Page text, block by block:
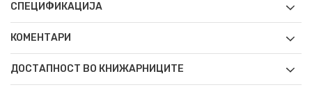
СПЕЦИФИКАЦИЈА
КОМЕНТАРИ
ДОСТАПНОСТ ВО КНИЖАРНИЦИТЕ